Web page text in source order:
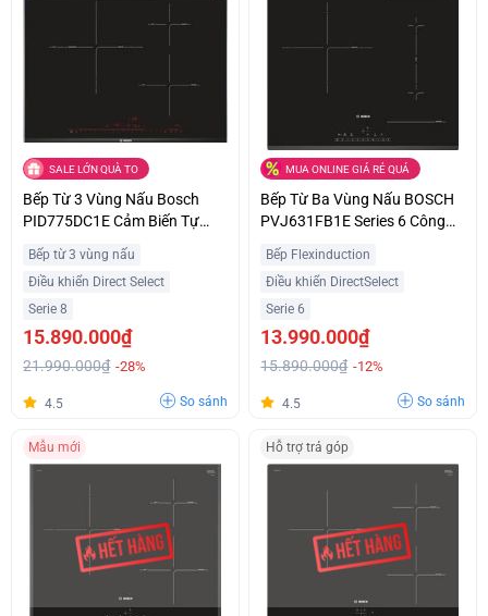
SALE LỚN QUÀ TO
Bếp Từ 3 Vùng Nấu Bosch
PID775DC1E Cảm Biến Tự
Động Hiện Đại Ưu Đãi Tốt
Bếp từ 3 vùng nấu
Điều khiển Direct Select
Serie 8
15.890.000₫
21.990.000₫ -28%
4.5 So sánh
MUA ONLINE GIÁ RẺ QUÁ
Bếp Từ Ba Vùng Nấu BOSCH
PVJ631FB1E Series 6 Công
Suất 7400W Nhập Khẩu Châu
Âu
Bếp Flexinduction
Điều khiển DirectSelect
Serie 6
13.990.000₫
15.890.000₫ -12%
4.5 So sánh
Mẫu mới Hỗ trợ trả góp